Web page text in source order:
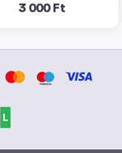
3 000 Ft